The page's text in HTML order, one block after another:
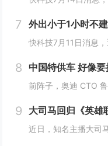
7
8 中国特供车 好像要
9